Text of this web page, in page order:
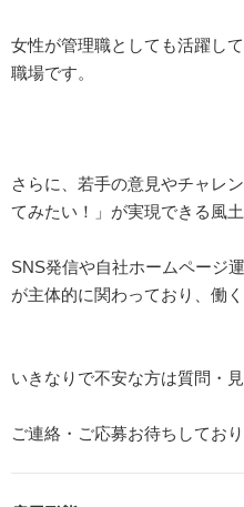
女性が管理職としても活躍し
職場です。
さらに、若手の意見やチャレ
てみたい！」が実現できる風
SNS発信や自社ホームページ
が主体的に関わっており、働
いきなりで不安な方は質問・
ご連絡・ご応募お待ちしており